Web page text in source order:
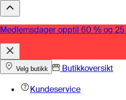
Medlemsdager opptil 60 % og
Velg butikk
Butikkoversikt
Kundeservice